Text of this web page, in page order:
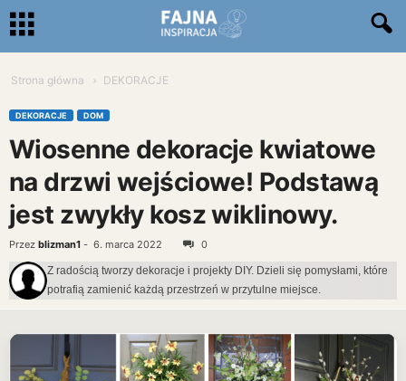
Strona główna DEKORACJE
DEKORACJE DOM
Wiosenne dekoracje kwiatowe
na drzwi wejściowe! Podstawą
jest zwykły kosz wiklinowy.
Przez blizman1 - 6. marca 2022 0
Z radością tworzy dekoracje i projekty DIY. Dzieli się pomysłami, które
potrafią zamienić każdą przestrzeń w przytulne miejsce.